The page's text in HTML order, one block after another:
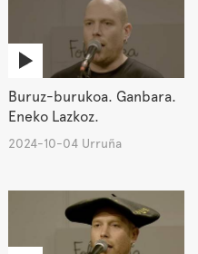
Buruz-burukoa. Ganbara.
Eneko Lazkoz.
2024-10-04 Urruña